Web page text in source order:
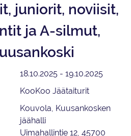
juniorit, noviisit,
ja A-silmut,
18.10.2025 - 19.10.2025
KooKoo Jäätaiturit
Kouvola, Kuusankosken
jäähalli
Uimahallintie 12, 45700